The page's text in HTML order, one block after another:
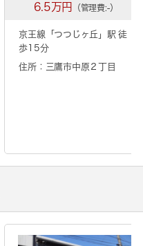
6.5万円 （管理費:-）
京王線「 つつじヶ丘 」駅 徒
歩15分
住所：三鷹市中原２丁目